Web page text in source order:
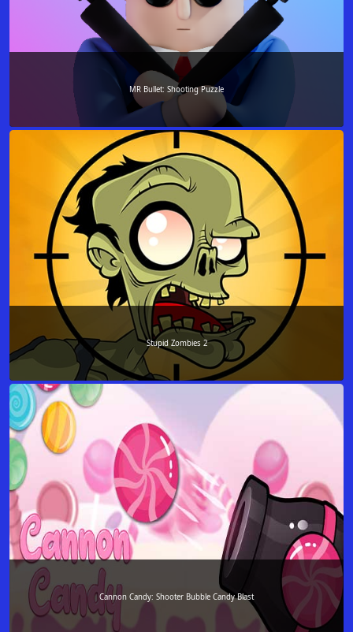
MR Bullet: Shooting Puzzle
Stupid Zombies 2
Cannon Candy: Shooter Bubble Candy Blast